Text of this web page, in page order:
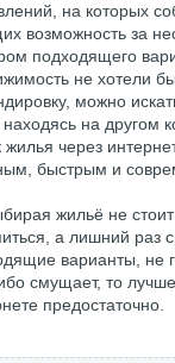
на которых
возможность за
подходящего
не хотели
можно
находясь на другом
жилья через
быстрым и
жильё не
а лишний раз
варианты, не
смущает, то
предостаточно.